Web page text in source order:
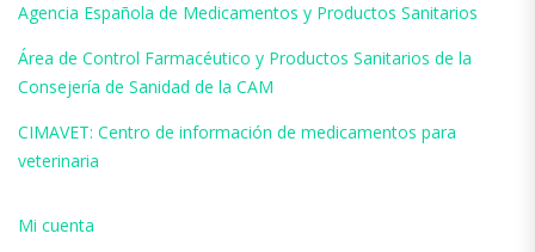
Agencia Española de Medicamentos y Productos Sanitarios
Área de Control Farmacéutico y Productos Sanitarios de la
Consejería de Sanidad de la CAM
CIMAVET: Centro de información de medicamentos para
veterinaria
Mi cuenta